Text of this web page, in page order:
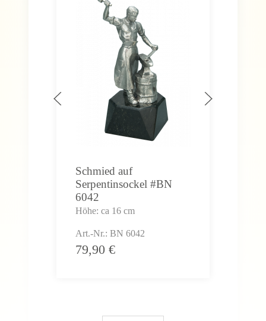
Schmied auf
Serpentinsockel #BN
6042
Höhe: ca 16 cm
Art.-Nr.: BN 6042
79,90 €